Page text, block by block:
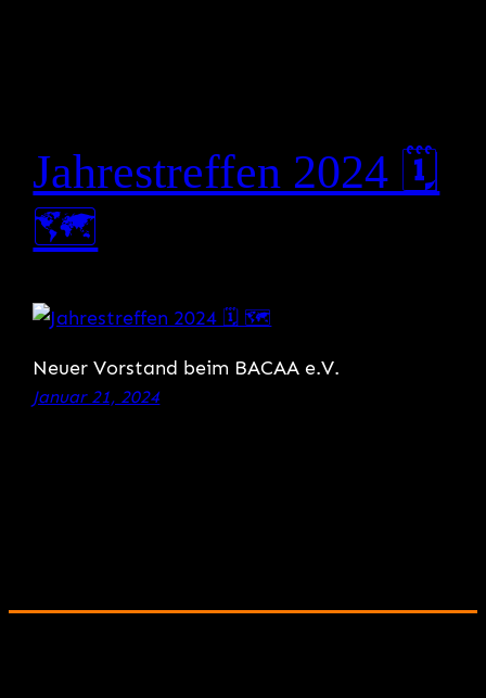
Jahrestreffen 2024 🗓
🗺
Neuer Vorstand beim BACAA e.V.
Januar 21, 2024